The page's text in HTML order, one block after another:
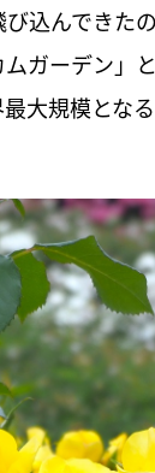
込んできた
ガーデン」
大規模とな